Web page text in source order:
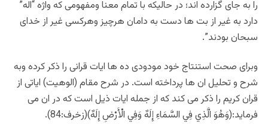
را به جای گزارده اند؛ در حالیکه با تمام معنا ومفهومی که واژه “اله”
دارد به غیر از بت ها دست به دامان هرچیز وهرکسی غیر از خدای
سبحان بودند”.
وبرای صحت استنتاج خود مودودی ده ها ایات قرانی را ذکر کرده وبه
شرح و تحلیل ان ها پرداخته است. در شرح مقام (الوهیت) ایاتی از
قران کریم را ذکر می کند که از جمله ایات ذیل است که در ان می
فرماید:(وَهُوَ الَّذِي فِي السَّمَاءِ إِلَهٌ وَفِي الْأَرْضِ إِلَهٌ)(زخرف:84).